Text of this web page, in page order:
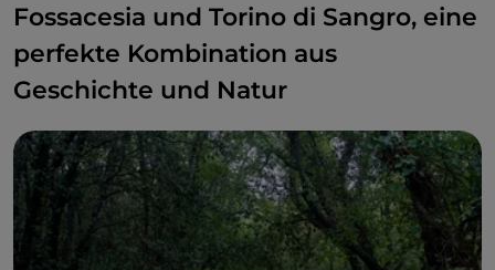
Fossacesia und Torino di Sangro, eine
perfekte Kombination aus
Geschichte und Natur